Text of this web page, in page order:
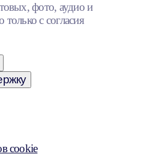
фото, аудио и
с согласия
cookie